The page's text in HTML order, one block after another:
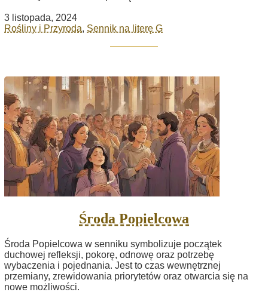
3 listopada, 2024
Rośliny i Przyroda, Sennik na literę G
Środa Popielcowa
Środa Popielcowa w senniku symbolizuje początek
duchowej refleksji, pokorę, odnowę oraz potrzebę
wybaczenia i pojednania. Jest to czas wewnętrznej
przemiany, zrewidowania priorytetów oraz otwarcia się na
nowe możliwości.